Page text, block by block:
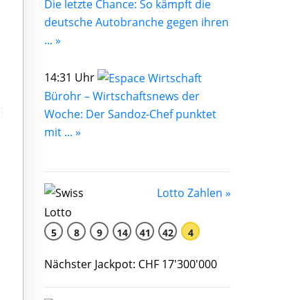
Die letzte Chance: So kämpft die
deutsche Autobranche gegen ihren
... »
14:31 Uhr
Bürohr – Wirtschaftsnews der
Woche: Der Sandoz-Chef punktet
mit ... »
Lotto Zahlen »
5 8 9 14 41 42 4
Nächster Jackpot: CHF 17'300'000